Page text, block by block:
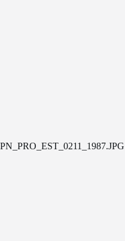
PN_PRO_EST_0211_1987.JPG